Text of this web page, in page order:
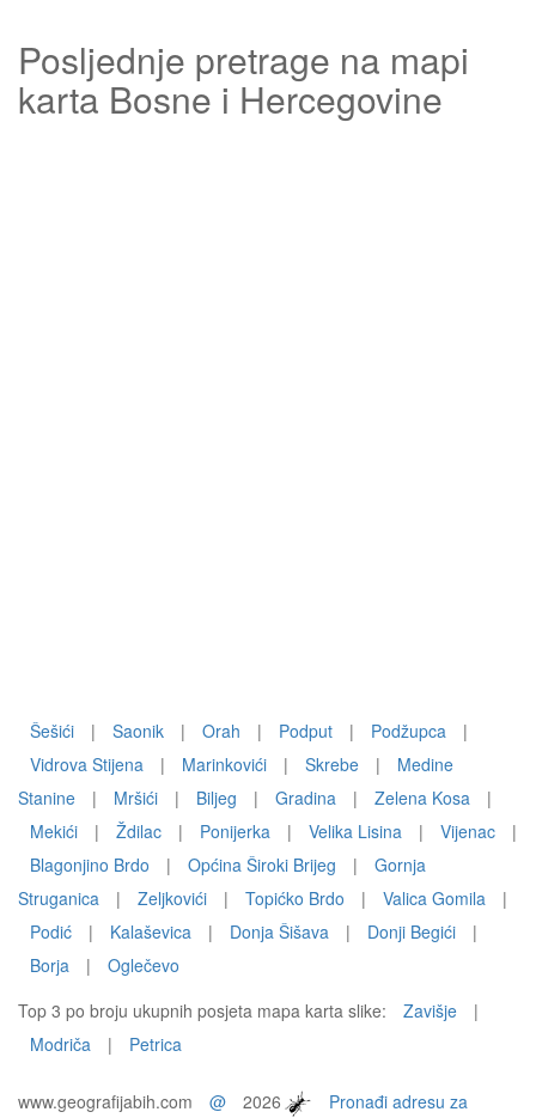
Posljednje pretrage na mapi
karta Bosne i Hercegovine
Šešići | Saonik | Orah | Podput | Podžupca
|
Vidrova Stijena
| Marinkovići | Skrebe |
Medine
Stanine
| Mršići | Biljeg | Gradina | Zelena Kosa
|
Mekići
| Ždilac | Ponijerka | Velika Lisina | Vijenac
|
Blagonjino Brdo
| Općina Široki Brijeg |
Gornja
Struganica
| Zeljkovići | Topićko Brdo | Valica Gomila
|
Podić
| Kalaševica | Donja Šišava | Donji Begići
|
Borja
|
Oglečevo
Top 3 po broju ukupnih posjeta mapa karta slike:
Zavišje
|
Modriča
| Petrica
www.geografijabih.com @ 2026 Pronađi adresu za